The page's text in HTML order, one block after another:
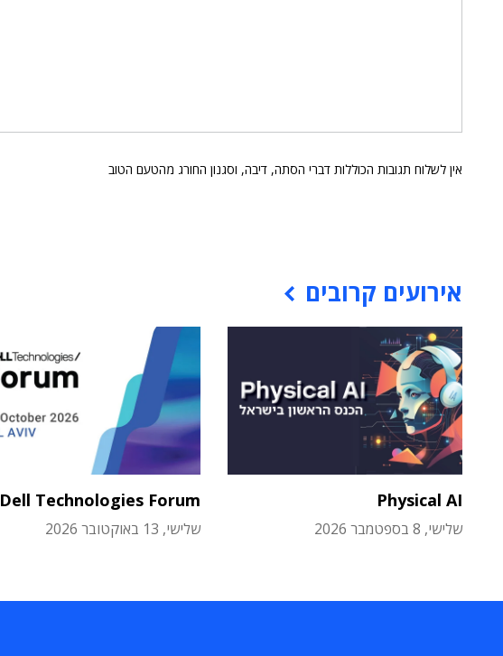
אין לשלוח תגובות הכוללות דברי הסתה, דיבה, וסגנון החורג מהטעם הטוב
אירועים קרובים
Physical AI
שלישי, 8 בספטמבר 2026
Dell Technologies Forum
שלישי, 13 באוקטובר 2026